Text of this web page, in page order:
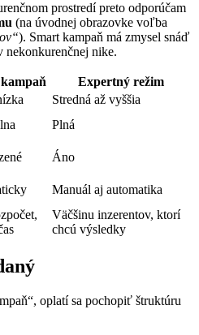
prostredí preto odporúčam
(na úvodnej obrazovke voľba
). Smart kampaň má zmysel snáď
nike.
Expertný režim
Stredná až vyššia
Plná
Áno
Manuál aj automatika
Väčšinu inzerentov, ktorí
chcú výsledky
oplatí sa pochopiť štruktúru